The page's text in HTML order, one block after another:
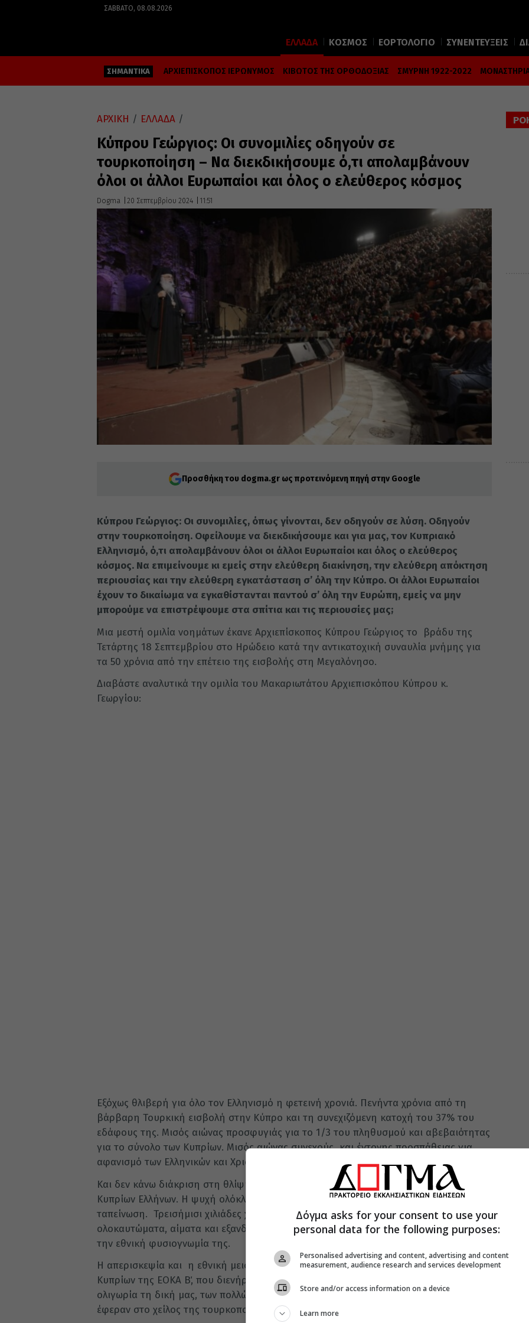
ΣΆΒΒΑΤΟ, 08.08.2026
ΕΛΛΑΔΑ ΚΟΣΜΟΣ ΕΟΡΤΟΛΟΓΙΟ ΣΥΝΕΝΤΕΥΞΕΙΣ
ΣΗΜΑΝΤΙΚΑ ΑΡΧΙΕΠΙΣΚΟΠΟΣ ΙΕΡΩΝΥΜΟΣ ΚΙΒΩΤΟΣ ΤΗΣ ΟΡΘΟΔΟΞΙΑΣ ΣΜΥΡΝΗ 1922-2022
ΑΡΧΙΚΗ / ΕΛΛΑΔΑ /
Κύπρου Γεώργιος: Οι συνομιλίες οδηγούν σε
τουρκοποίηση – Να διεκδικήσουμε ό,τι απολαμβάνουν
όλοι οι άλλοι Ευρωπαίοι και όλος ο ελεύθερος κόσμος
Dogma 20 Σεπτεμβρίου 2024 11:51
Προσθήκη του dogma.gr ως προτεινόμενη πηγή στην Google
Κύπρου Γεώργιος: Οι συνομιλίες, όπως γίνονται, δεν οδηγούν σε λύση. Οδηγούν
στην τουρκοποίηση. Οφείλουμε να διεκδικήσουμε και για μας, τον Κυπριακό
Ελληνισμό, ό,τι απολαμβάνουν όλοι οι άλλοι Ευρωπαίοι και όλος ο ελεύθερος
κόσμος. Να επιμείνουμε κι εμείς στην ελεύθερη διακίνηση, την ελεύθερη απόκτηση
περιουσίας και την ελεύθερη εγκατάσταση σ’ όλη την Κύπρο. Οι άλλοι Ευρωπαίοι
έχουν το δικαίωμα να εγκαθίστανται παντού σ’ όλη την Ευρώπη, εμείς να μην
μπορούμε να επιστρέψουμε στα σπίτια και τις περιουσίες μας;
Μια μεστή ομιλία νοημάτων έκανε Αρχιεπίσκοπος Κύπρου Γεώργιος το βράδυ της
Τετάρτης 18 Σεπτεμβρίου στο Ηρώδειο κατά την αντικατοχική συναυλία μνήμης για
τα 50 χρόνια από την επέτειο της εισβολής στη Μεγαλόνησο.
Διαβάστε αναλυτικά την ομιλία του Μακαριωτάτου Αρχιεπισκόπου Κύπρου κ.
Γεωργίου:
Εξόχως θλιβερή για όλο τον Ελληνισμό η φετεινή χρονιά. Πενήντα χρόνια από τη
βάρβαρη Τουρκική εισβολή στην Κύπρο και τη συνεχιζόμενη κατοχή του 37% του
εδάφους της. Μισός αιώνας προσφυγιάς για το 1/3 του πληθυσμού και αβεβαιότητας
για το σύνολο των Κυπρίων. Μισός αιώνας συνεχούς και έντονης προσπάθειας για
αφανισμό των Ελληνικών και Χριστιανικών ιχνών μας από την κατεχόμενη γη μας.
Και δεν κάνω διάκριση στη θλίψη, δεν μπορεί να γίνει διάκριση μεταξύ Ελλαδιτών και
Κυπρίων Ελλήνων. Η ψυχή ολόκληρου του Ελληνισμού συντρίβεται από την εθνική
ταπείνωση. Τρεισήμισι χιλιάδες χρόνια ελληνική η Κύπρος. Με μαρτύρια και
ολοκαυτώματα, αίματα και εξανδραποδισμούς κράτησαν οι πρόγονοί μας αλώβητη
την εθνική φυσιογνωμία της.
Η απερισκεψία και η εθνική μειοδοσία της Χούντας των Αθηνών και των λίγων
Κυπρίων της ΕΟΚΑ Β΄, που διενήργησαν το προδοτικό πραξικόπημα, μαζί με την
ολιγωρία τη δική μας, των πολλών, που δεν αντιταχθήκαμε όσο έπρεπε σ’ αυτούς, μας
έφεραν στο χείλος της τουρκοποίησης.
Δόγμα asks for your consent to use your
personal data for the following purposes:
Personalised advertising and content, advertising and content
measurement, audience research and services development
Store and/or access information on a device
Learn more